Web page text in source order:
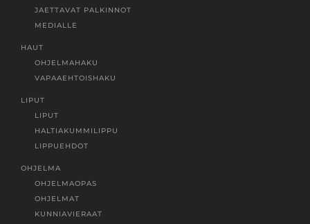
JAETTAVAT PALKINNOT
MEDIALLE
HAUT
OHJELMAHAKU
VAPAAEHTOISHAKU
LIPUT
LIPUT
HALTIAKUMMILIPPU
LIPPUEHDOT
OHJELMA
OHJELMAOPAS
OHJELMAT
KUNNIAVIERAAT